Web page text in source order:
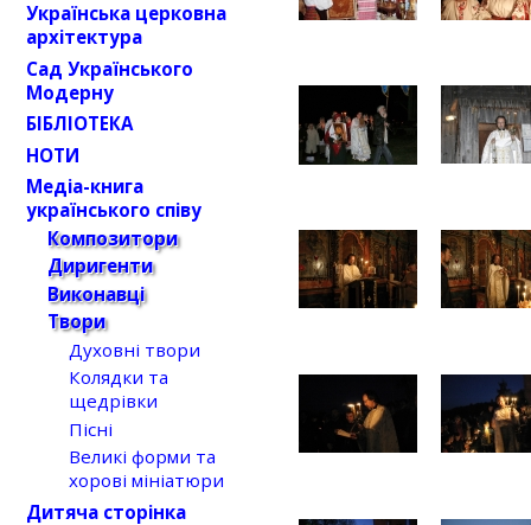
Українська церковна
архітектура
Сад Українського
Модерну
БІБЛІОТЕКА
НОТИ
Медіа-книга
українського співу
Композитори
Диригенти
Виконавці
Твори
Духовні твори
Колядки та
щедрівки
Пісні
Великі форми та
хорові мініатюри
Дитяча сторінка